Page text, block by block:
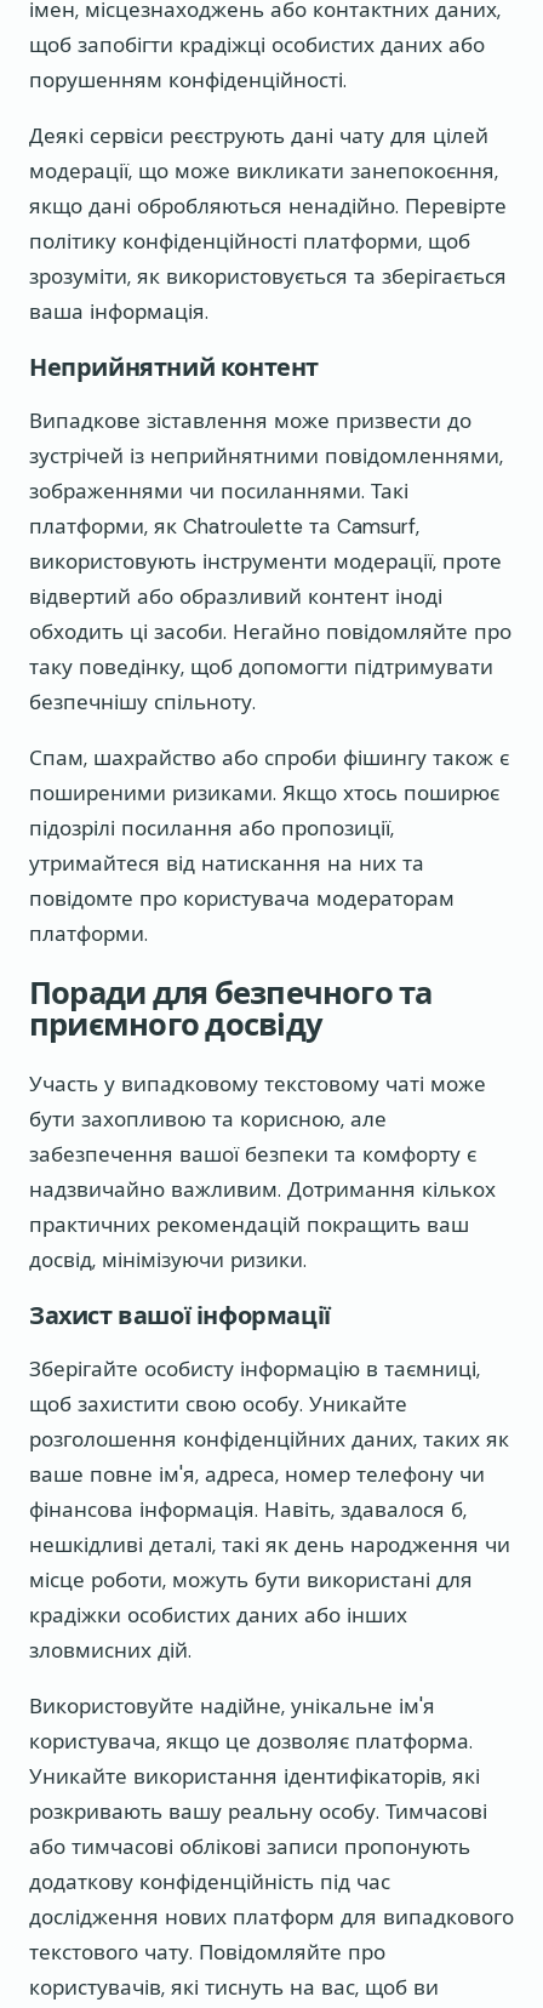
імен, місцезнаходжень або контактних даних,
щоб запобігти крадіжці особистих даних або
порушенням конфіденційності.
Деякі сервіси реєструють дані чату для цілей
модерації, що може викликати занепокоєння,
якщо дані обробляються ненадійно. Перевірте
політику конфіденційності платформи, щоб
зрозуміти, як використовується та зберігається
ваша інформація.
Неприйнятний контент
Випадкове зіставлення може призвести до
зустрічей із неприйнятними повідомленнями,
зображеннями чи посиланнями. Такі
платформи, як Chatroulette та Camsurf,
використовують інструменти модерації, проте
відвертий або образливий контент іноді
обходить ці засоби. Негайно повідомляйте про
таку поведінку, щоб допомогти підтримувати
безпечнішу спільноту.
Спам, шахрайство або спроби фішингу також є
поширеними ризиками. Якщо хтось поширює
підозрілі посилання або пропозиції,
утримайтеся від натискання на них та
повідомте про користувача модераторам
платформи.
Поради для безпечного та
приємного досвіду
Участь у випадковому текстовому чаті може
бути захопливою та корисною, але
забезпечення вашої безпеки та комфорту є
надзвичайно важливим. Дотримання кількох
практичних рекомендацій покращить ваш
досвід, мінімізуючи ризики.
Захист вашої інформації
Зберігайте особисту інформацію в таємниці,
щоб захистити свою особу. Уникайте
розголошення конфіденційних даних, таких як
ваше повне ім'я, адреса, номер телефону чи
фінансова інформація. Навіть, здавалося б,
нешкідливі деталі, такі як день народження чи
місце роботи, можуть бути використані для
крадіжки особистих даних або інших
зловмисних дій.
Використовуйте надійне, унікальне ім'я
користувача, якщо це дозволяє платформа.
Уникайте використання ідентифікаторів, які
розкривають вашу реальну особу. Тимчасові
або тимчасові облікові записи пропонують
додаткову конфіденційність під час
дослідження нових платформ для випадкового
текстового чату. Повідомляйте про
користувачів, які тиснуть на вас, щоб ви